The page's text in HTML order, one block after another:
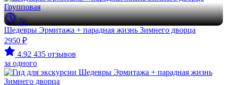
Групповая
2ч
Шедевры Эрмитажа + парадная жизнь Зимнего дворца
2950 ₽
4.92 435 отзывов
за одного